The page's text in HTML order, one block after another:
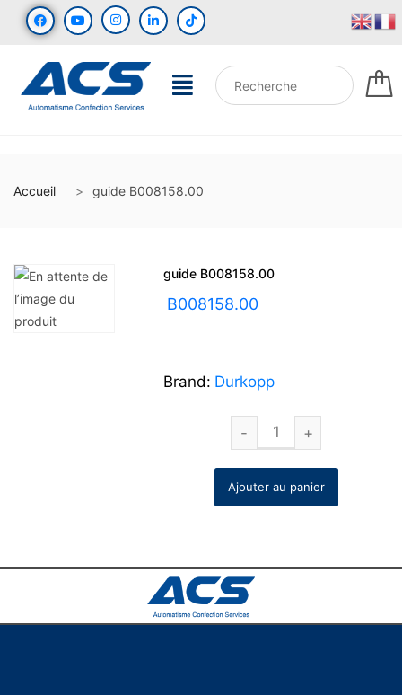
Accueil guide B008158.00
guide B008158.00
B008158.00
Brand: Durkopp
Ajouter au panier